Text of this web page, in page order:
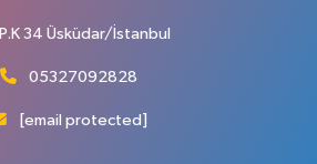
P.K 34 Üsküdar/İstanbul
05327092828
[email protected]